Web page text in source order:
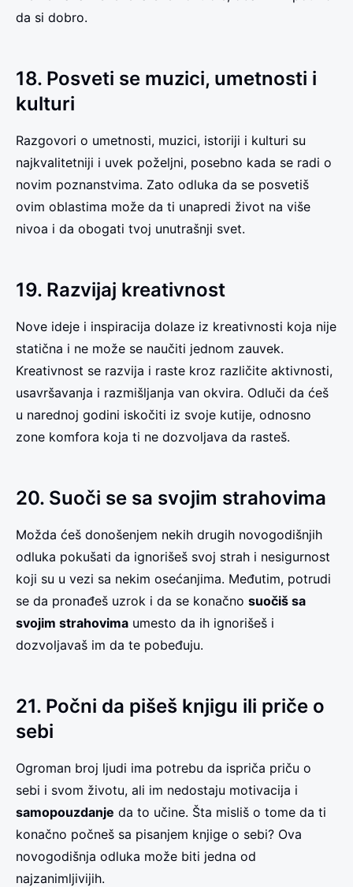
da si dobro.
18. Posveti se muzici, umetnosti i
kulturi
Razgovori o umetnosti, muzici, istoriji i kulturi su
najkvalitetniji i uvek poželjni, posebno kada se radi o
novim poznanstvima. Zato odluka da se posvetiš
ovim oblastima može da ti unapredi život na više
nivoa i da obogati tvoj unutrašnji svet.
19. Razvijaj kreativnost
Nove ideje i inspiracija dolaze iz kreativnosti koja nije
statična i ne može se naučiti jednom zauvek.
Kreativnost se razvija i raste kroz različite aktivnosti,
usavršavanja i razmišljanja van okvira. Odluči da ćeš
u narednoj godini iskočiti iz svoje kutije, odnosno
zone komfora koja ti ne dozvoljava da rasteš.
20. Suoči se sa svojim strahovima
Možda ćeš donošenjem nekih drugih novogodišnjih
odluka pokušati da ignorišeš svoj strah i nesigurnost
koji su u vezi sa nekim osećanjima. Međutim, potrudi
se da pronađeš uzrok i da se konačno suočiš sa
svojim strahovima umesto da ih ignorišeš i
dozvoljavaš im da te pobeđuju.
21. Počni da pišeš knjigu ili priče o
sebi
Ogroman broj ljudi ima potrebu da ispriča priču o
sebi i svom životu, ali im nedostaju motivacija i
samopouzdanje da to učine. Šta misliš o tome da ti
konačno počneš sa pisanjem knjige o sebi? Ova
novogodišnja odluka može biti jedna od
najzanimljivijih.